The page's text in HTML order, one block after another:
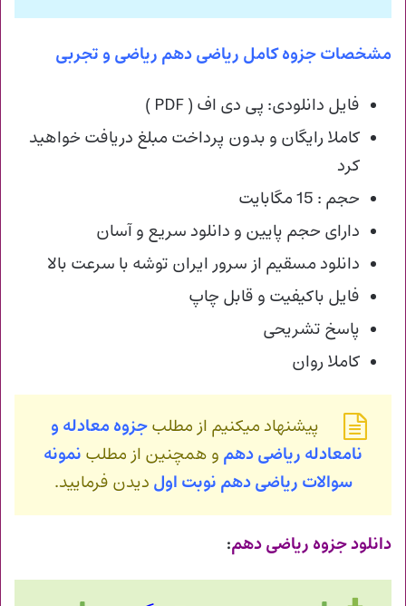
مشخصات جزوه کامل ریاضی دهم ریاضی و تجربی
فایل دانلودی: پی دی اف ( PDF )
کاملا رایگان و بدون پرداخت مبلغ دریافت خواهید
کرد
حجم : 15 مگابایت
دارای حجم پایین و دانلود سریع و آسان
دانلود مسقیم از سرور ایران توشه با سرعت بالا
فایل باکیفیت و قابل چاپ
پاسخ تشریحی
کاملا روان
پیشنهاد میکنیم از مطلبجزوه معادله و
نامعادله ریاضی دهم و همچنین از مطلب نمونه
سوالات ریاضی دهم نوبت اول دیدن فرمایید.
دانلود جزوه ریاضی دهم: